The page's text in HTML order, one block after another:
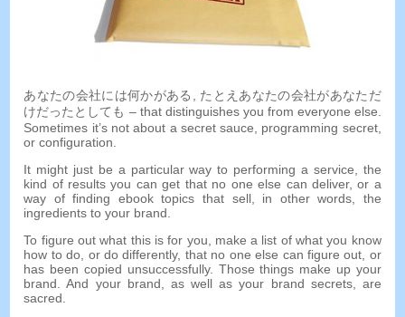
あなたの会社には何かがある, たとえあなたの会社があなただ
けだったとしても – that distinguishes you from everyone else.
Sometimes it’s not about a secret sauce, programming secret,
or configuration.
It might just be a particular way to performing a service, the
kind of results you can get that no one else can deliver,or a
way of finding ebook topics that sell, in other words, the
ingredients to your brand.
To figure out what this is for you, make a list of what you know
how to do, or do differently, that no one else can figure out, or
has been copied unsuccessfully. Those things make up your
brand.And your brand, as well as your brand secrets, are
sacred.